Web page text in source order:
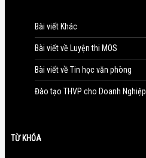
Bài viết Khác
Bài viết về Luyện thi MOS
Bài viết về Tin học văn phòng
Đào tạo THVP cho Doanh Nghiệp
TỪ KHÓA